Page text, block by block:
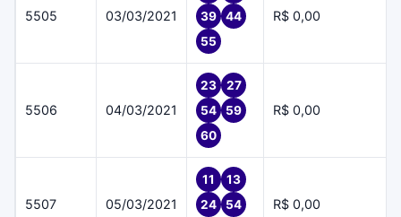
5505 03/03/2021
39
44
55
R$ 0,00
5506 04/03/2021
23
27
54
59
60
R$ 0,00
5507 05/03/2021
11
13
24
54
R$ 0,00